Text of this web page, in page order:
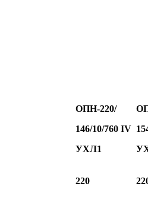
ОПН-220/
146/10/760 IV
УХЛ1
1
220